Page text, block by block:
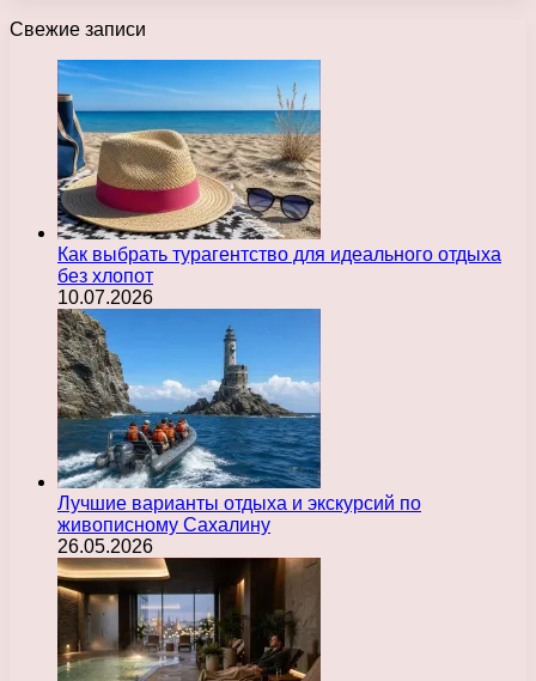
Свежие записи
Как выбрать турагентство для идеального отдыха
без хлопот
10.07.2026
Лучшие варианты отдыха и экскурсий по
живописному Сахалину
26.05.2026